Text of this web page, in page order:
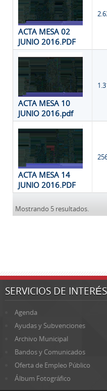
ACTA MESA 02
JUNIO 2016.PDF
ACTA MESA 10
JUNIO 2016.pdf
ACTA MESA 14
JUNIO 2016.PDF
Mostrando 5 resultados.
SERVICIOS DE INTERÉS
Agenda
Ayudas y Subvenciones
Archivo Municipal
Bandos y Comunicados
Oferta de Empleo Público
Álbum Fotográfico